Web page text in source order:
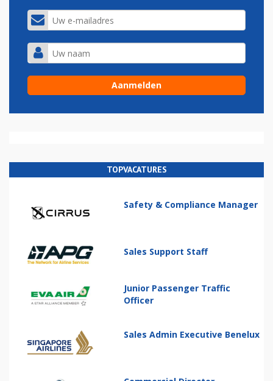
TOPVACATURES
Safety & Compliance Manager
Sales Support Staff
Junior Passenger Traffic
Officer
Sales Admin Executive Benelux